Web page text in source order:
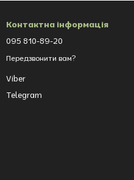
Контактна інформація
095 810-89-20
Передзвонити вам?
Viber
Telegram